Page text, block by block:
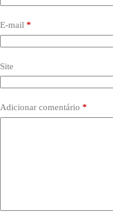
E-mail *
Site
Adicionar comentário *